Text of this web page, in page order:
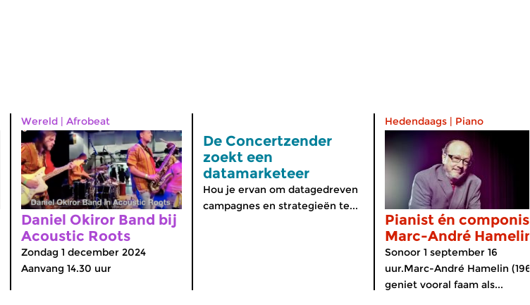
Wereld | Afrobeat
Daniel Okiror Band bij
Acoustic Roots
Zondag 1 december 2024
Aanvang 14.30 uur
De Concertzender
zoekt een
datamarketeer
Hou je ervan om datagedreven
campagnes en strategieën te...
Hedendaags | Piano
Pianist én
Marc-André
Sonoor 1 september 16
uur.Marc-André Hamelin
geniet vooral faam als...